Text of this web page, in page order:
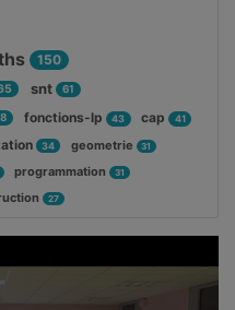
150
snt 61
fonctions-lp 43 cap 41
34 geometrie 31
programmation 31
27